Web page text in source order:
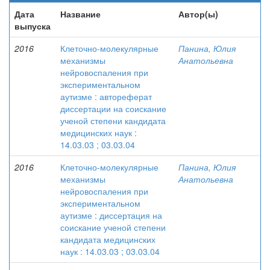
Дата
выпуска
Название Автор(ы)
2016
Клеточно-молекулярные
механизмы
нейровоспаления при
экспериментальном
аутизме : автореферат
диссертации на соискание
ученой степени кандидата
медицинских наук :
14.03.03 ; 03.03.04
Панина, Юлия
Анатольевна
2016
Клеточно-молекулярные
механизмы
нейровоспаления при
экспериментальном
аутизме : диссертация на
соискание ученой степени
кандидата медицинских
наук : 14.03.03 ; 03.03.04
Панина, Юлия
Анатольевна